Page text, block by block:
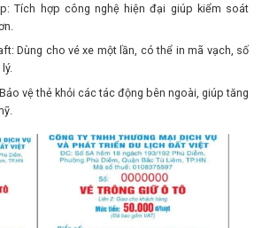
Tích hợp công nghệ hiện đại giúp kiểm soát
Dùng cho vé xe một lần, có thể in mã vạch, số
vệ thẻ khỏi các tác động bên ngoài, giúp tăng